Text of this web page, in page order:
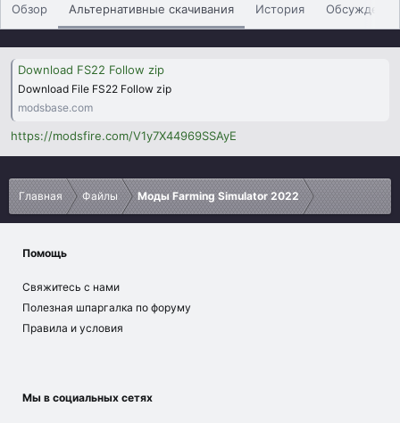
з
д
а
н
и
я
Обзор Альтернативные скачивания История Обсуждение
Download FS22 Follow zip
Download File FS22 Follow zip
modsbase.com
https://modsfire.com/V1y7X44969SSAyE
Главная Файлы Моды Farming Simulator 2022
Помощь
Свяжитесь с нами
Полезная шпаргалка по форуму
Правила и условия
Мы в социальных сетях